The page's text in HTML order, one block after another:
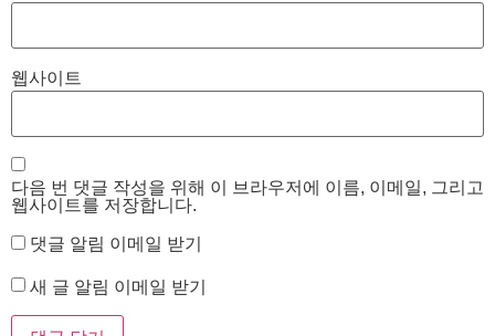
웹사이트
다음 번 댓글 작성을 위해 이 브라우저에 이름, 이메일, 그리고
웹사이트를 저장합니다.
댓글 알림 이메일 받기
새 글 알림 이메일 받기